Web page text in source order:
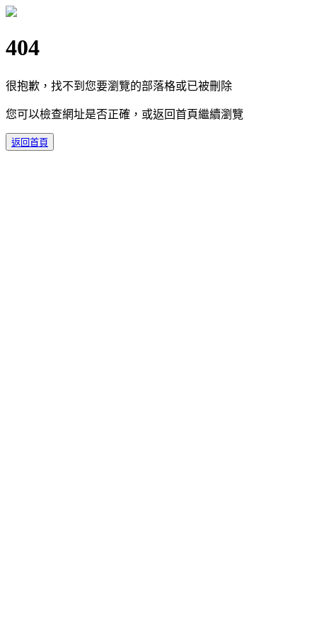
404
很抱歉，找不到您要瀏覽的部落格或已被刪除
您可以檢查網址是否正確，或返回首頁繼續瀏覽
返回首頁